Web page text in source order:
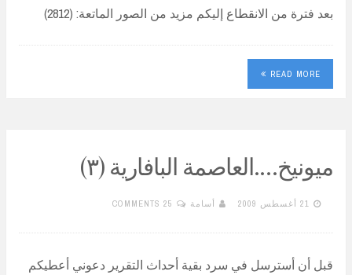
بعد فترة من الانقطاع إليكم مزيد من الصور الماتعة: (2812)
READ MORE
ميونيخ….العاصمة البافارية (٣)
21 أغسطس 2009 أسامة 25 COMMENTS
قبل أن أسترسل في سرد بقية أحداث التقرير دعوني أعطيكم